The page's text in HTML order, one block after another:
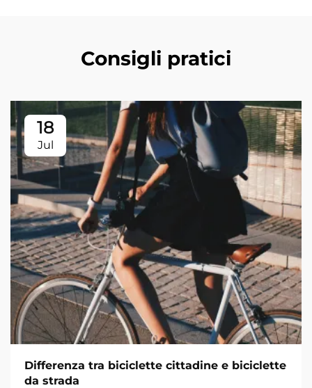
Consigli pratici
18
Jul
Differenza tra biciclette cittadine e biciclette
da strada